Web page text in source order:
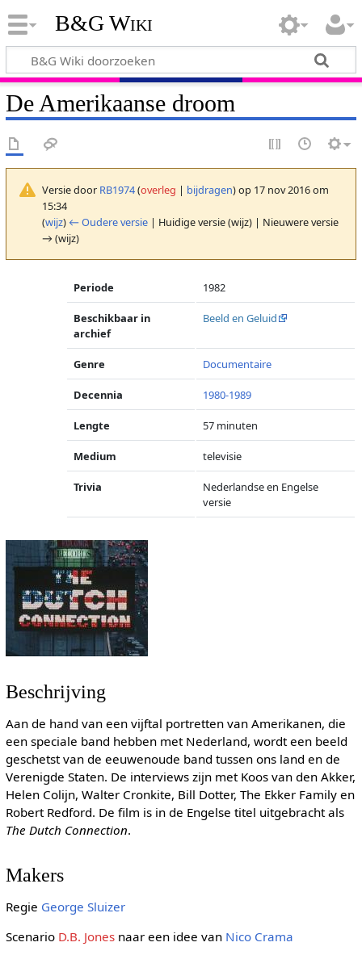
B&G Wiki
De Amerikaanse droom
Versie door RB1974(overleg | bijdragen)op 17 nov 2016 om
15:34
(wijz) ← Oudere versie| Huidige versie (wijz) | Nieuwere versie
→ (wijz)
Periode 1982
Beschikbaar in
archief
Beeld en Geluid
Genre Documentaire
Decennia 1980-1989
Lengte 57 minuten
Medium televisie
Trivia
Nederlandse en Engelse
versie
Beschrijving
Aan de hand van een vijftal portretten van Amerikanen, die
een speciale band hebben met Nederland, wordt een beeld
geschetst van de eeuwenoude band tussen ons land en de
Verenigde Staten. De interviews zijn met Koos van den Akker,
Helen Colijn, Walter Cronkite, Bill Dotter, The Ekker Family en
Robert Redford. De film is in de Engelse titel uitgebracht als
The Dutch Connection.
Makers
Regie George Sluizer
Scenario D.B. Jonesnaar een idee van Nico Crama